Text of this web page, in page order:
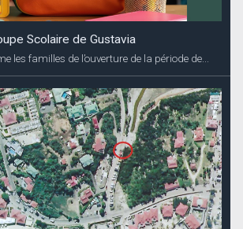
Scolaire de Gustavia
les familles de l’ouverture de la période de...